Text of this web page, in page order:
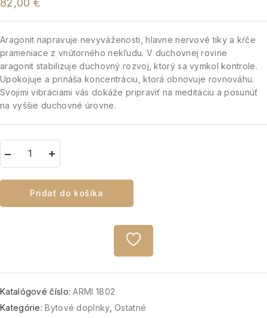
82,00 €
Aragonit napravuje nevyváženosti, hlavne nervové tiky a kŕče
prameniace z vnútorného nekľudu. V duchovnej rovine
aragonit stabilizuje duchovný rozvoj, ktorý sa vymkol kontrole.
Upokojuje a prináša koncentráciu, ktorá obnovuje rovnováhu.
Svojimi vibráciami vás dokáže pripraviť na meditáciu a posunúť
na vyššie duchovné úrovne.
Pridať do košíka
Katalógové číslo:ARMI 1802
Kategórie:Bytové doplnky,Ostatné